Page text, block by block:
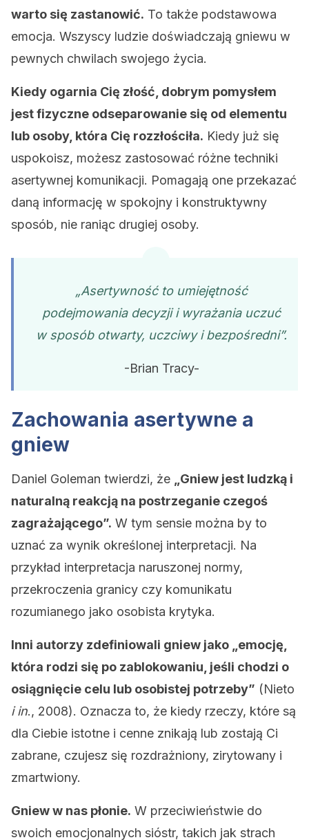
warto się zastanowić. To także podstawowa
emocja. Wszyscy ludzie doświadczają gniewu w
pewnych chwilach swojego życia.
Kiedy ogarnia Cię złość, dobrym pomysłem
jest fizyczne odseparowanie się od elementu
lub osoby, która Cię rozzłościła. Kiedy już się
uspokoisz, możesz zastosować różne techniki
asertywnej komunikacji. Pomagają one przekazać
daną informację w spokojny i konstruktywny
sposób, nie raniąc drugiej osoby.
„Asertywność to umiejętność
podejmowania decyzji i wyrażania uczuć
w sposób otwarty, uczciwy i bezpośredni”.
-Brian Tracy-
Zachowania asertywne a
gniew
Daniel Goleman twierdzi, że
„Gniew jest ludzką i
naturalną reakcją na postrzeganie czegoś
zagrażającego”. W tym sensie można by to
uznać za wynik określonej interpretacji. Na
przykład interpretacja naruszonej normy,
przekroczenia granicy czy komunikatu
rozumianego jako osobista krytyka.
Inni autorzy zdefiniowali gniew jako „emocję,
która rodzi się po zablokowaniu, jeśli chodzi o
osiągnięcie celu lub osobistej potrzeby” (Nieto
i in., 2008). Oznacza to, że kiedy rzeczy, które są
dla Ciebie istotne i cenne znikają lub zostają Ci
zabrane, czujesz się rozdrażniony, zirytowany i
zmartwiony.
Gniew w nas płonie. W przeciwieństwie do
swoich emocjonalnych sióstr, takich jak strach